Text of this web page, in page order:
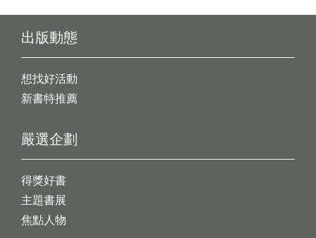
出版動態
想找好活動
新書特推薦
嚴選企劃
得獎好書
主題書展
焦點人物